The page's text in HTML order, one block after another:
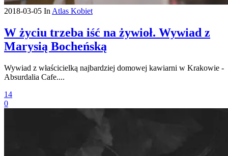
2018-03-05 In Atlas Kobiet
W życiu trzeba iść na żywioł. Wywiad z
Marysią Bocheńską
Wywiad z właścicielką najbardziej domowej kawiarni w Krakowie -
Absurdalia Cafe....
14
0